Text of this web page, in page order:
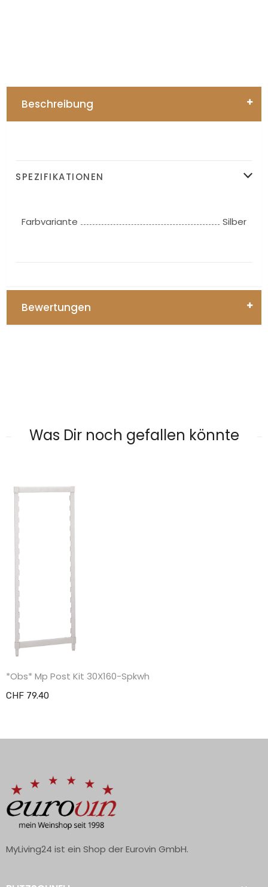
Beschreibung
SPEZIFIKATIONEN
Farbvariante Silber
Bewertungen
Was Dir noch gefallen könnte
*Obs* Mp Post Kit 30X160-Spkwh
CHF 79.40
MyLiving24 ist ein Shop der Eurovin GmbH.